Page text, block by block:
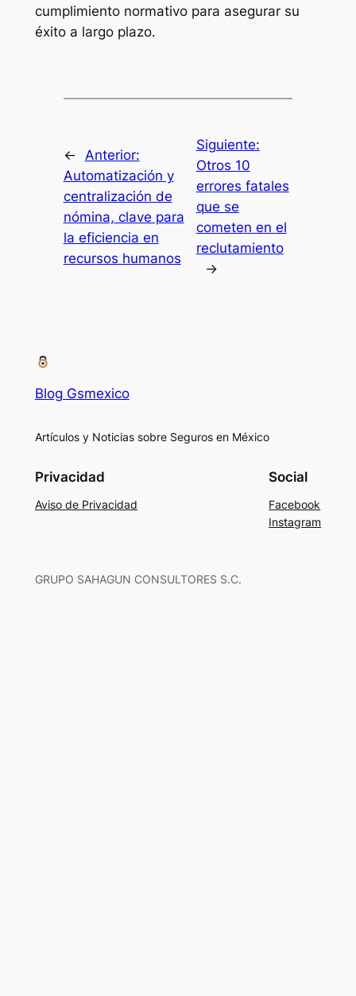
cumplimiento normativo para asegurar su
éxito a largo plazo.
← Anterior:
Automatización y
centralización de
nómina, clave para
la eficiencia en
recursos humanos
Siguiente:
Otros 10
errores fatales
que se
cometen en el
reclutamiento
→
Blog Gsmexico
Artículos y Noticias sobre Seguros en México
Privacidad
Aviso de Privacidad
Social
Facebook
Instagram
GRUPO SAHAGUN CONSULTORES S.C.